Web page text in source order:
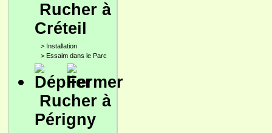
Rucher à
Créteil
> Installation
> Essaim dans le Parc
Rucher à
Périgny